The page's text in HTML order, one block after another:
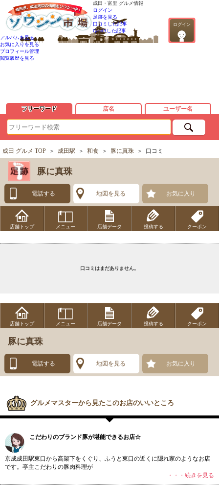
成田・富里 グルメ情報
ログイン
ログイン
足跡を見る
口コミした記事
QandAした記事
アルバムを見る
お気に入りを見る
プロフィール管理
閲覧履歴を見る
フリーワード 店名 ユーザー名
成田 グルメ TOP ＞ 成田駅 ＞ 和食 ＞ 豚に真珠 ＞ 口コミ
豚に真珠
電話する 地図を見る お気に入り
店舗トップ メニュー 店舗データ 投稿する クーポン
口コミはまだありません。
店舗トップ メニュー 店舗データ 投稿する クーポン
豚に真珠
電話する 地図を見る お気に入り
グルメマスターから見たこのお店のいいところ
こだわりのブランド豚が堪能できるお店☆
京成成田駅東口から高架下をくぐり、ふうと東口の近くに隠れ家のようなお店
です。亭主こだわりの豚肉料理が
・・・続きを見る